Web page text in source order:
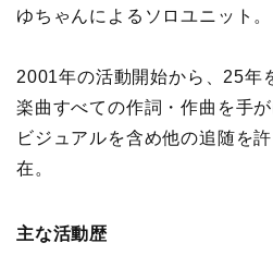
ゆちゃんによるソロユニット。
2001年の活動開始から、25年
楽曲すべての作詞・作曲を手
ビジュアルを含め他の追随を
在。
主な活動歴